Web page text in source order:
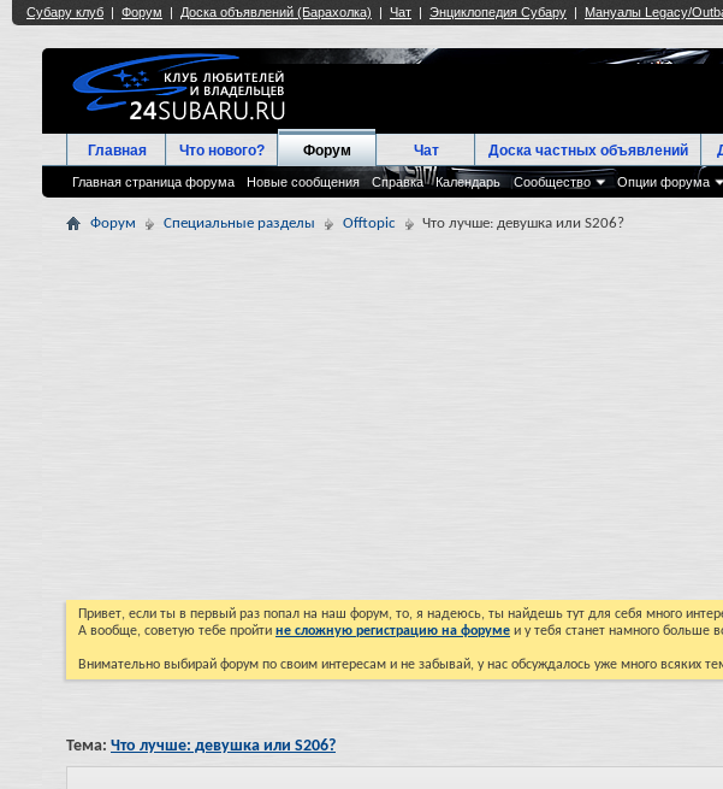
Главная Что нового? Форум
Главная страница форума Новые сообщения Справка Календарь Сообщество Опции форума
Чат Доска частных объявлений
Форум Специальные разделы Offtopic Что лучше: девушка или S206?
Привет, если ты в первый раз попал на наш форум, то, я надеюсь, ты найдешь тут для себя много
А вообще, советую тебе пройти не сложную регистрацию на форуме и у тебя станет намного больше
Внимательно выбирай форум по своим интересам и не забывай, у нас обсуждалось уже много всяких
Тема: Что лучше: девушка или S206?